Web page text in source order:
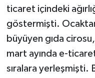
ticaret içindeki
göstermişti.
büyüyen gıda
mart ayında e-
sıralara yerleşmişti.